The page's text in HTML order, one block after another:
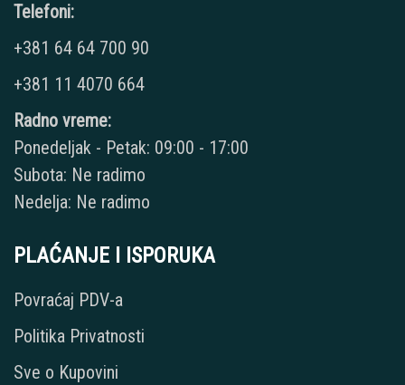
Telefoni:
+381 64 64 700 90
+381 11 4070 664
Radno vreme:
Ponedeljak - Petak: 09:00 - 17:00
Subota: Ne radimo
Nedelja: Ne radimo
PLAĆANJE I ISPORUKA
Povraćaj PDV-a
Politika Privatnosti
Sve o Kupovini